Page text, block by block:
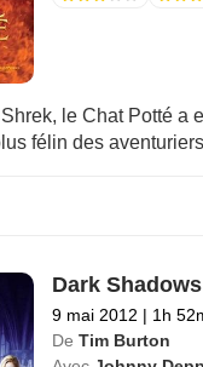
le Chat Potté a
félin des
Dark Shadows
9 mai 2012 | 1h
De Tim Burton